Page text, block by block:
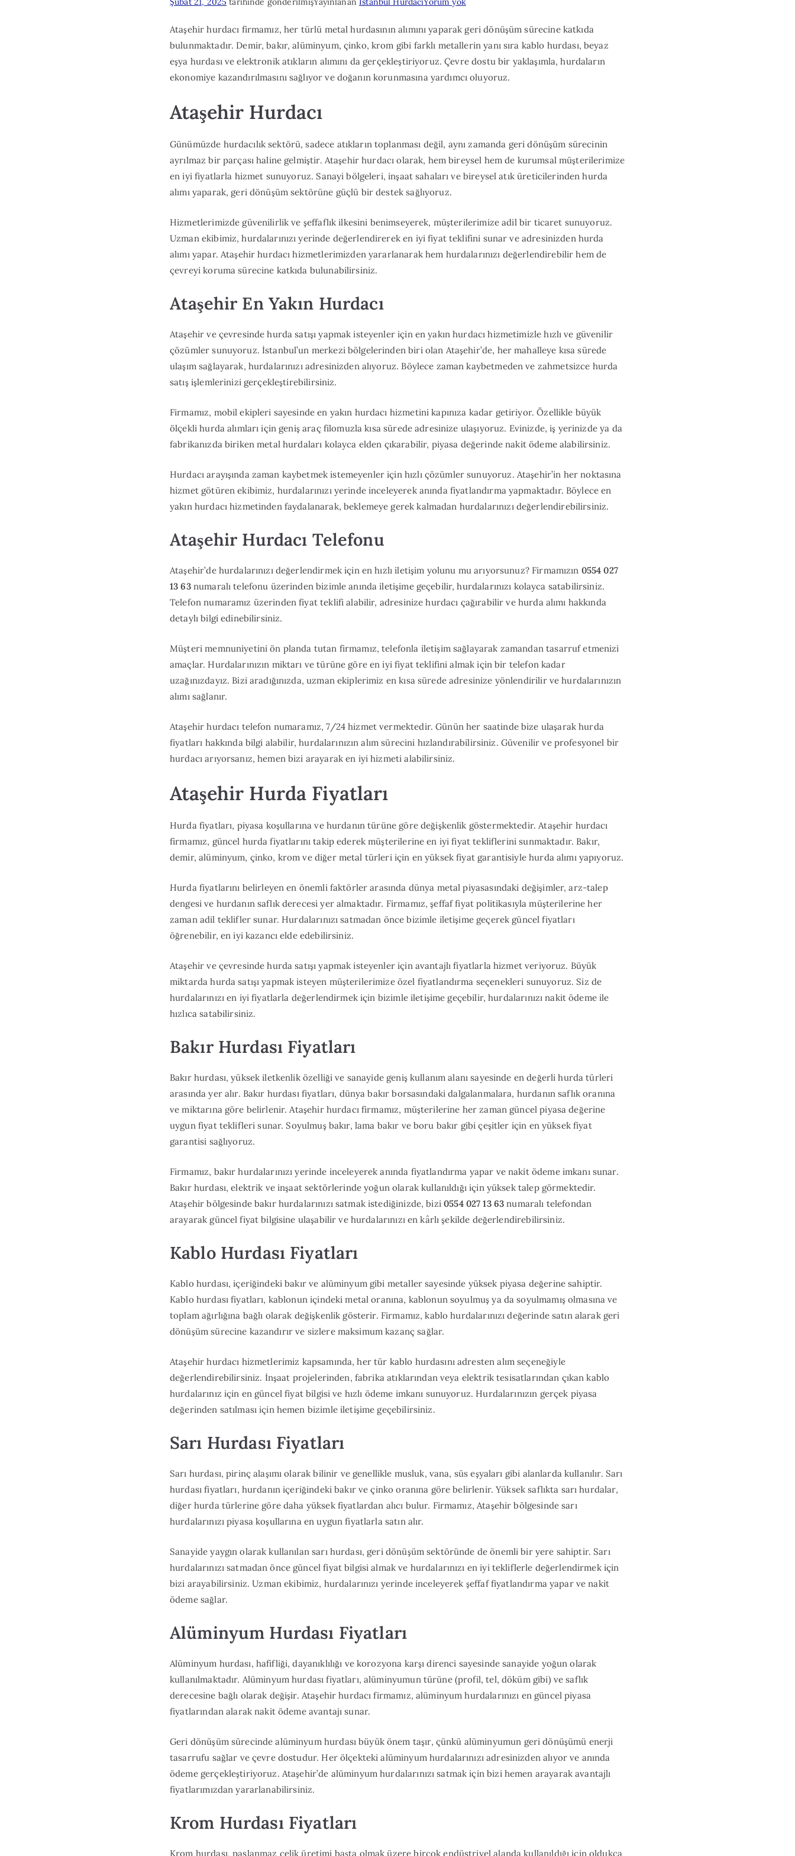
Ataşehir hurdacı firmamız, her türlü metal hurdasının alımını yaparak geri dönüşüm sürecine katkıda
bulunmaktadır. Demir, bakır, alüminyum, çinko, krom gibi farklı metallerin yanı sıra kablo hurdası, beyaz
eşya hurdası ve elektronik atıkların alımını da gerçekleştiriyoruz. Çevre dostu bir yaklaşımla, hurdaların
ekonomiye kazandırılmasını sağlıyor ve doğanın korunmasına yardımcı oluyoruz.
Ataşehir Hurdacı
Günümüzde hurdacılık sektörü, sadece atıkların toplanması değil, aynı zamanda geri dönüşüm sürecinin
ayrılmaz bir parçası haline gelmiştir. Ataşehir hurdacı olarak, hem bireysel hem de kurumsal müşterilerimize
en iyi fiyatlarla hizmet sunuyoruz. Sanayi bölgeleri, inşaat sahaları ve bireysel atık üreticilerinden hurda
alımı yaparak, geri dönüşüm sektörüne güçlü bir destek sağlıyoruz.
Hizmetlerimizde güvenilirlik ve şeffaflık ilkesini benimseyerek, müşterilerimize adil bir ticaret sunuyoruz.
Uzman ekibimiz, hurdalarınızı yerinde değerlendirerek en iyi fiyat teklifini sunar ve adresinizden hurda
alımı yapar. Ataşehir hurdacı hizmetlerimizden yararlanarak hem hurdalarınızı değerlendirebilir hem de
çevreyi koruma sürecine katkıda bulunabilirsiniz.
Ataşehir En Yakın Hurdacı
Ataşehir ve çevresinde hurda satışı yapmak isteyenler için en yakın hurdacı hizmetimizle hızlı ve güvenilir
çözümler sunuyoruz. İstanbul’un merkezi bölgelerinden biri olan Ataşehir’de, her mahalleye kısa sürede
ulaşım sağlayarak, hurdalarınızı adresinizden alıyoruz. Böylece zaman kaybetmeden ve zahmetsizce hurda
satış işlemlerinizi gerçekleştirebilirsiniz.
Firmamız, mobil ekipleri sayesinde en yakın hurdacı hizmetini kapınıza kadar getiriyor. Özellikle büyük
ölçekli hurda alımları için geniş araç filomuzla kısa sürede adresinize ulaşıyoruz. Evinizde, iş yerinizde ya da
fabrikanızda biriken metal hurdaları kolayca elden çıkarabilir, piyasa değerinde nakit ödeme alabilirsiniz.
Hurdacı arayışında zaman kaybetmek istemeyenler için hızlı çözümler sunuyoruz. Ataşehir’in her noktasına
hizmet götüren ekibimiz, hurdalarınızı yerinde inceleyerek anında fiyatlandırma yapmaktadır. Böylece en
yakın hurdacı hizmetinden faydalanarak, beklemeye gerek kalmadan hurdalarınızı değerlendirebilirsiniz.
Ataşehir Hurdacı Telefonu
Ataşehir’de hurdalarınızı değerlendirmek için en hızlı iletişim yolunu mu arıyorsunuz? Firmamızın 0554 027
13 63numaralı telefonu üzerinden bizimle anında iletişime geçebilir, hurdalarınızı kolayca satabilirsiniz.
Telefon numaramız üzerinden fiyat teklifi alabilir, adresinize hurdacı çağırabilir ve hurda alımı hakkında
detaylı bilgi edinebilirsiniz.
Müşteri memnuniyetini ön planda tutan firmamız, telefonla iletişim sağlayarak zamandan tasarruf etmenizi
amaçlar. Hurdalarınızın miktarı ve türüne göre en iyi fiyat teklifini almak için bir telefon kadar
uzağınızdayız. Bizi aradığınızda, uzman ekiplerimiz en kısa sürede adresinize yönlendirilir ve hurdalarınızın
alımı sağlanır.
Ataşehir hurdacı telefon numaramız, 7/24 hizmet vermektedir. Günün her saatinde bize ulaşarak hurda
fiyatları hakkında bilgi alabilir, hurdalarınızın alım sürecini hızlandırabilirsiniz. Güvenilir ve profesyonel bir
hurdacı arıyorsanız, hemen bizi arayarak en iyi hizmeti alabilirsiniz.
Ataşehir Hurda Fiyatları
Hurda fiyatları, piyasa koşullarına ve hurdanın türüne göre değişkenlik göstermektedir. Ataşehir hurdacı
firmamız, güncel hurda fiyatlarını takip ederek müşterilerine en iyi fiyat tekliflerini sunmaktadır. Bakır,
demir, alüminyum, çinko, krom ve diğer metal türleri için en yüksek fiyat garantisiyle hurda alımı yapıyoruz.
Hurda fiyatlarını belirleyen en önemli faktörler arasında dünya metal piyasasındaki değişimler, arz-talep
dengesi ve hurdanın saflık derecesi yer almaktadır. Firmamız, şeffaf fiyat politikasıyla müşterilerine her
zaman adil teklifler sunar. Hurdalarınızı satmadan önce bizimle iletişime geçerek güncel fiyatları
öğrenebilir, en iyi kazancı elde edebilirsiniz.
Ataşehir ve çevresinde hurda satışı yapmak isteyenler için avantajlı fiyatlarla hizmet veriyoruz. Büyük
miktarda hurda satışı yapmak isteyen müşterilerimize özel fiyatlandırma seçenekleri sunuyoruz. Siz de
hurdalarınızı en iyi fiyatlarla değerlendirmek için bizimle iletişime geçebilir, hurdalarınızı nakit ödeme ile
hızlıca satabilirsiniz.
Bakır Hurdası Fiyatları
Bakır hurdası, yüksek iletkenlik özelliği ve sanayide geniş kullanım alanı sayesinde en değerli hurda türleri
arasında yer alır. Bakır hurdası fiyatları, dünya bakır borsasındaki dalgalanmalara, hurdanın saflık oranına
ve miktarına göre belirlenir. Ataşehir hurdacı firmamız, müşterilerine her zaman güncel piyasa değerine
uygun fiyat teklifleri sunar. Soyulmuş bakır, lama bakır ve boru bakır gibi çeşitler için en yüksek fiyat
garantisi sağlıyoruz.
Firmamız, bakır hurdalarınızı yerinde inceleyerek anında fiyatlandırma yapar ve nakit ödeme imkanı sunar.
Bakır hurdası, elektrik ve inşaat sektörlerinde yoğun olarak kullanıldığı için yüksek talep görmektedir.
Ataşehir bölgesinde bakır hurdalarınızı satmak istediğinizde, bizi0554 027 13 63 numaralı telefondan
arayarak güncel fiyat bilgisine ulaşabilir ve hurdalarınızı en kârlı şekilde değerlendirebilirsiniz.
Kablo Hurdası Fiyatları
Kablo hurdası, içeriğindeki bakır ve alüminyum gibi metaller sayesinde yüksek piyasa değerine sahiptir.
Kablo hurdası fiyatları, kablonun içindeki metal oranına, kablonun soyulmuş ya da soyulmamış olmasına ve
toplam ağırlığına bağlı olarak değişkenlik gösterir. Firmamız, kablo hurdalarınızı değerinde satın alarak geri
dönüşüm sürecine kazandırır ve sizlere maksimum kazanç sağlar.
Ataşehir hurdacı hizmetlerimiz kapsamında, her tür kablo hurdasını adresten alım seçeneğiyle
değerlendirebilirsiniz. İnşaat projelerinden, fabrika atıklarından veya elektrik tesisatlarından çıkan kablo
hurdalarınız için en güncel fiyat bilgisi ve hızlı ödeme imkanı sunuyoruz. Hurdalarınızın gerçek piyasa
değerinden satılması için hemen bizimle iletişime geçebilirsiniz.
Sarı Hurdası Fiyatları
Sarı hurdası, pirinç alaşımı olarak bilinir ve genellikle musluk, vana, süs eşyaları gibi alanlarda kullanılır. Sarı
hurdası fiyatları, hurdanın içeriğindeki bakır ve çinko oranına göre belirlenir. Yüksek saflıkta sarı hurdalar,
diğer hurda türlerine göre daha yüksek fiyatlardan alıcı bulur. Firmamız, Ataşehir bölgesinde sarı
hurdalarınızı piyasa koşullarına en uygun fiyatlarla satın alır.
Sanayide yaygın olarak kullanılan sarı hurdası, geri dönüşüm sektöründe de önemli bir yere sahiptir. Sarı
hurdalarınızı satmadan önce güncel fiyat bilgisi almak ve hurdalarınızı en iyi tekliflerle değerlendirmek için
bizi arayabilirsiniz. Uzman ekibimiz, hurdalarınızı yerinde inceleyerek şeffaf fiyatlandırma yapar ve nakit
ödeme sağlar.
Alüminyum Hurdası Fiyatları
Alüminyum hurdası, hafifliği, dayanıklılığı ve korozyona karşı direnci sayesinde sanayide yoğun olarak
kullanılmaktadır. Alüminyum hurdası fiyatları, alüminyumun türüne (profil, tel, döküm gibi) ve saflık
derecesine bağlı olarak değişir. Ataşehir hurdacı firmamız, alüminyum hurdalarınızı en güncel piyasa
fiyatlarından alarak nakit ödeme avantajı sunar.
Geri dönüşüm sürecinde alüminyum hurdası büyük önem taşır, çünkü alüminyumun geri dönüşümü enerji
tasarrufu sağlar ve çevre dostudur. Her ölçekteki alüminyum hurdalarınızı adresinizden alıyor ve anında
ödeme gerçekleştiriyoruz. Ataşehir’de alüminyum hurdalarınızı satmak için bizi hemen arayarak avantajlı
fiyatlarımızdan yararlanabilirsiniz.
Krom Hurdası Fiyatları
Krom hurdası, paslanmaz çelik üretimi başta olmak üzere birçok endüstriyel alanda kullanıldığı için oldukça